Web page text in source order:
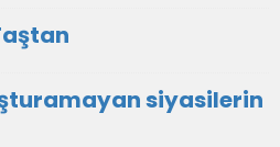
siyasilerin